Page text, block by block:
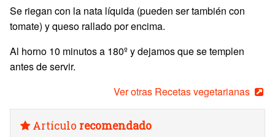
Se riegan con la nata líquida (pueden ser también con
tomate) y queso rallado por encima.
Al horno 10 minutos a 180º y dejamos que se templen
antes de servir.
Ver otras Recetas vegetarianas
Artículo recomendado